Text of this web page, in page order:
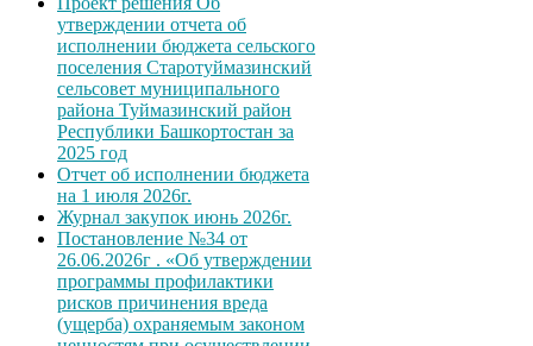
утверждении отчета об
исполнении бюджета сельского
поселения Старотуймазинский
сельсовет муниципального
района Туймазинский район
Республики Башкортостан за
2025 год
Отчет об исполнении бюджета
на 1 июля 2026г.
Журнал закупок июнь 2026г.
Постановление №34 от
26.06.2026г . «Об утверждении
программы профилактики
рисков причинения вреда
(ущерба) охраняемым законом